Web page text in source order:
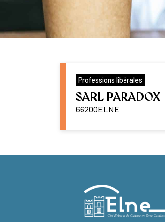
Professions libérales
SARL PARADOX
66200ELNE